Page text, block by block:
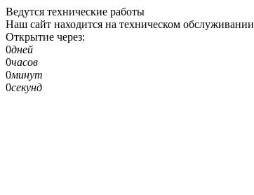
Ведутся технические работы
Наш сайт находится на техническом
Открытие через:
0дней
0часов
0минут
0секунд